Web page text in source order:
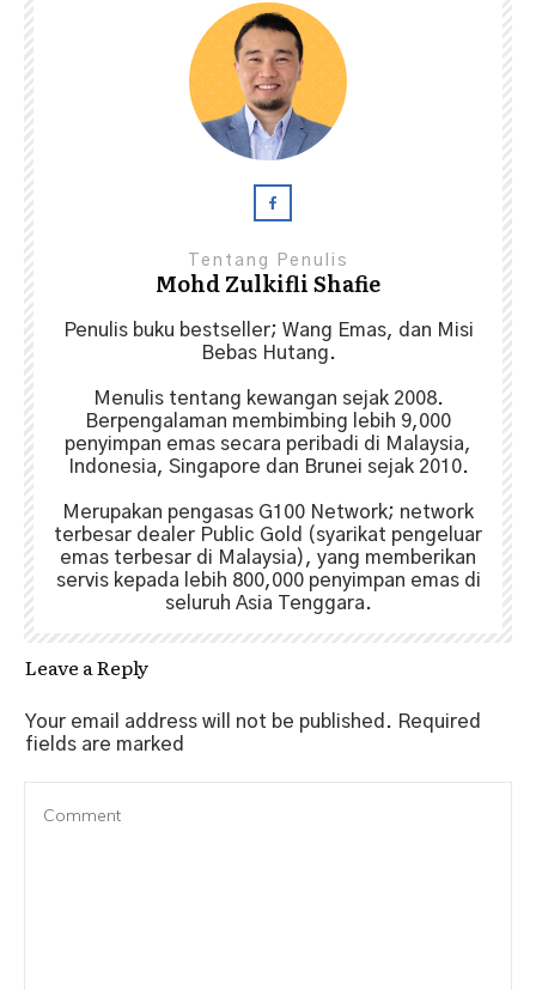
Tentang Penulis
Mohd Zulkifli Shafie
Penulis buku bestseller; Wang Emas, dan Misi
Bebas Hutang.
Menulis tentang kewangan sejak 2008.
Berpengalaman membimbing lebih 9,000
penyimpan emas secara peribadi di Malaysia,
Indonesia, Singapore dan Brunei sejak 2010.
Merupakan pengasas G100 Network; network
terbesar dealer Public Gold (syarikat pengeluar
emas terbesar di Malaysia), yang memberikan
servis kepada lebih 800,000 penyimpan emas di
seluruh Asia Tenggara.
Leave a Reply
Your email address will not be published. Required
fields are marked